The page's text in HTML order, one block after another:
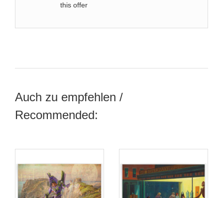
this offer
Auch zu empfehlen /
Recommended: